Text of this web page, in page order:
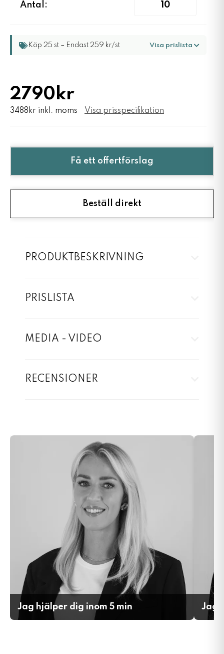
Antal:
Köp 25 st – Endast 259 kr/st Visa prislista
2790kr
3488kr inkl. moms Visa prisspecifikation
Få ett offertförslag
Beställ direkt
PRODUKTBESKRIVNING
PRISLISTA
MEDIA - VIDEO
RECENSIONER
Jag hjälper dig inom 5 min Jag